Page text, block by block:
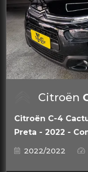
Citroën
Citroën C-4
Preta - 2022 -
2022/2022